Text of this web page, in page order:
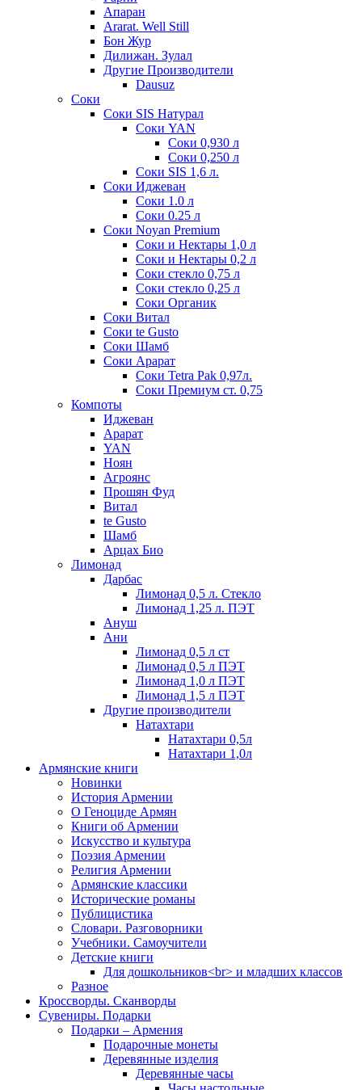
Апаран
Ararat. Well Still
Бон Жур
Дилижан. Зулал
Другие Производители
Dausuz
Соки
Соки SIS Натурал
Соки YAN
Соки 0,930 л
Соки 0,250 л
Соки SIS 1,6 л.
Соки Иджеван
Соки 1.0 л
Соки 0.25 л
Соки Noyan Premium
Соки и Нектары 1,0 л
Соки и Нектары 0,2 л
Соки стекло 0,75 л
Соки стекло 0,25 л
Соки Органик
Соки Витал
Соки te Gusto
Соки Шамб
Соки Арарат
Соки Tetra Pak 0,97л.
Соки Премиум ст. 0,75
Компоты
Иджеван
Арарат
YAN
Ноян
Агроянс
Прошян Фуд
Витал
te Gusto
Шамб
Арцах Био
Лимонад
Дарбас
Лимонад 0,5 л. Стекло
Лимонад 1,25 л. ПЭТ
Ануш
Ани
Лимонад 0,5 л ст
Лимонад 0,5 л ПЭТ
Лимонад 1,0 л ПЭТ
Лимонад 1,5 л ПЭТ
Другие производители
Натахтари
Натахтари 0,5л
Натахтари 1,0л
Армянские книги
Новинки
История Армении
О Геноциде Армян
Книги об Армении
Иcкусство и культура
Поэзия Армении
Религия Армении
Армянские классики
Исторические романы
Публицистика
Словари. Разговорники
Учебники. Самоучители
Детские книги
Для дошкольников<br> и младших классов
Разное
Кроссворды. Сканворды
Сувениры. Подарки
Подарки – Армения
Подарочные монеты
Деревянные изделия
Деревянные часы